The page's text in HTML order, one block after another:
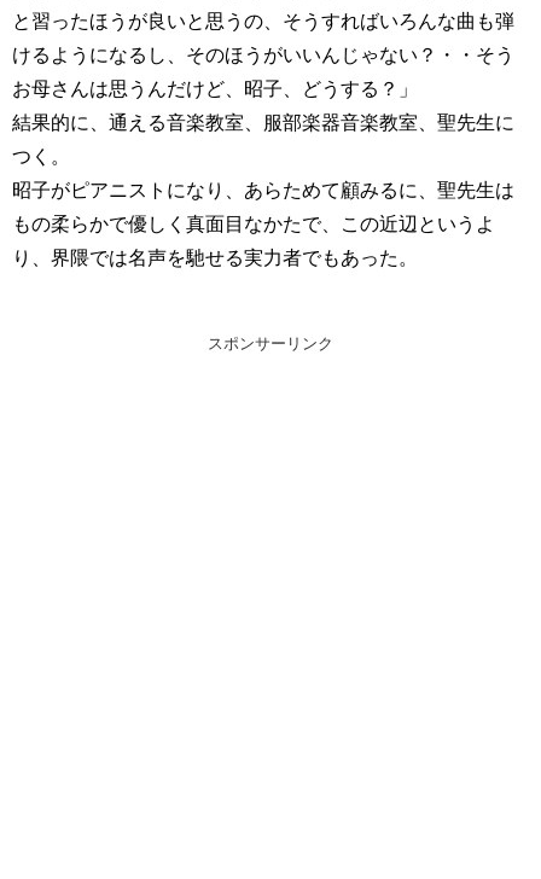
と習ったほうが良いと思うの、そうすればいろんな曲も弾
けるようになるし、そのほうがいいんじゃない？・・そう
お母さんは思うんだけど、昭子、どうする？」
結果的に、通える音楽教室、服部楽器音楽教室、聖先生に
つく。
昭子がピアニストになり、あらためて顧みるに、聖先生は
もの柔らかで優しく真面目なかたで、この近辺というよ
り、界隈では名声を馳せる実力者でもあった。
スポンサーリンク